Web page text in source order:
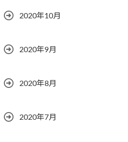
2020年10月
2020年9月
2020年8月
2020年7月